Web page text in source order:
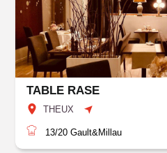
TABLE RASE
THEUX
13/20 Gault&Millau